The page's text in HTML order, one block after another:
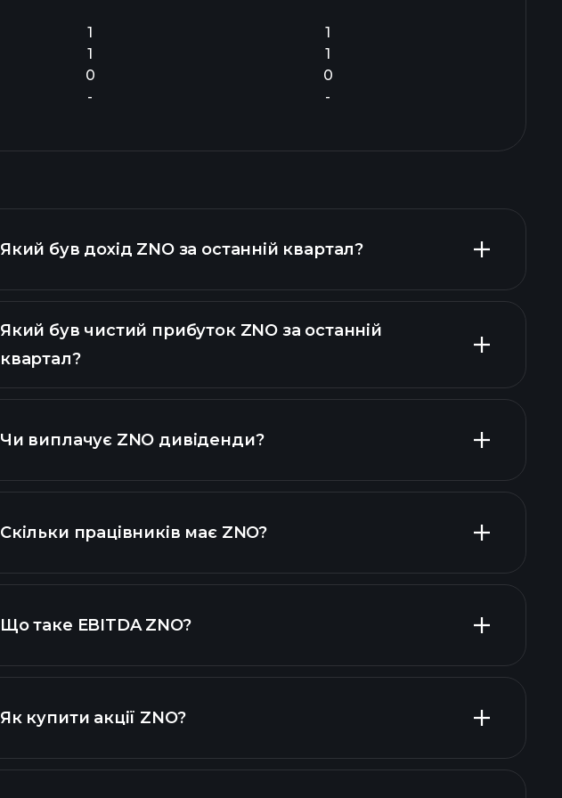
1
1
0
-
1
1
0
-
Який був дохід ZNO за останній квартал?
фінансових звітах ZNO
Який був чистий прибуток ZNO за останній
квартал?
фінансових звітах ZNO
Чи виплачує ZNO дивіденди?
Скільки працівників має ZNO?
Що таке EBITDA ZNO?
фінансових звітах ZNO
Як купити акції ZNO?